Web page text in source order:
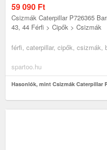
59 090 Ft
Csizmák Caterpillar P726365
43, 44 Férfi > Cipők > Csizmák
férfi, caterpillar, cipők, csizmák,
spartoo.hu
Hasonlók, mint Csizmák Caterpillar